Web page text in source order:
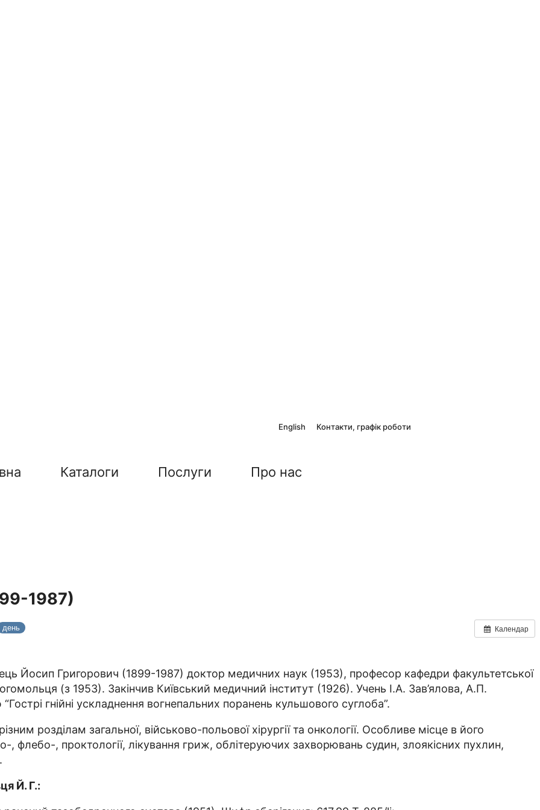
English Контакти, графік роботи
Каталоги Послуги Про нас
1987)
Календар
день
Йосип Григорович (1899-1987) доктор медичних наук (1953), професор кафедри факультетської
(з 1953). Закінчив Київський медичний інститут (1926). Учень І.А. Зав’ялова, А.П.
гнійні ускладнення вогнепальних поранень кульшового суглоба”.
розділам загальної, військово-польової хірургії та онкології. Особливе місце в його
, флебо-, проктології, лікування гриж, облітеруючих захворювань судин, злоякісних пухлин,
Й. Г.: